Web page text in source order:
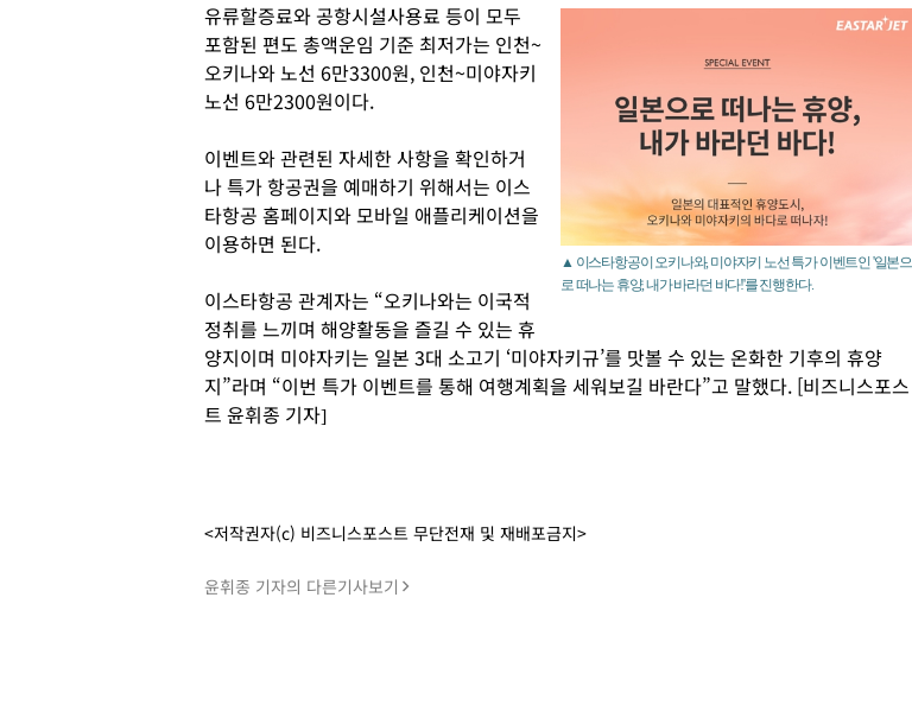
▲ 이스타항공이 오키나와, 미야자키 노선 특가 이벤트인 '일본으
로 떠나는 휴양, 내가 바라던 바다!'를 진행한다.
유류할증료와 공항시설사용료 등이 모두
포함된 편도 총액운임 기준 최저가는 인천~
오키나와 노선 6만3300원, 인천~미야자키
노선 6만2300원이다.
이벤트와 관련된 자세한 사항을 확인하거
나 특가 항공권을 예매하기 위해서는 이스
타항공 홈페이지와 모바일 애플리케이션을
이용하면 된다.
이스타항공 관계자는 “오키나와는 이국적
정취를 느끼며 해양활동을 즐길 수 있는 휴
양지이며 미야자키는 일본 3대 소고기 ‘미야자키규’를 맛볼 수 있는 온화한 기후의 휴양
지”라며 “이번 특가 이벤트를 통해 여행계획을 세워보길 바란다”고 말했다. [비즈니스포스
트 윤휘종 기자]
<저작권자(c) 비즈니스포스트 무단전재 및 재배포금지>
윤휘종 기자의 다른기사보기